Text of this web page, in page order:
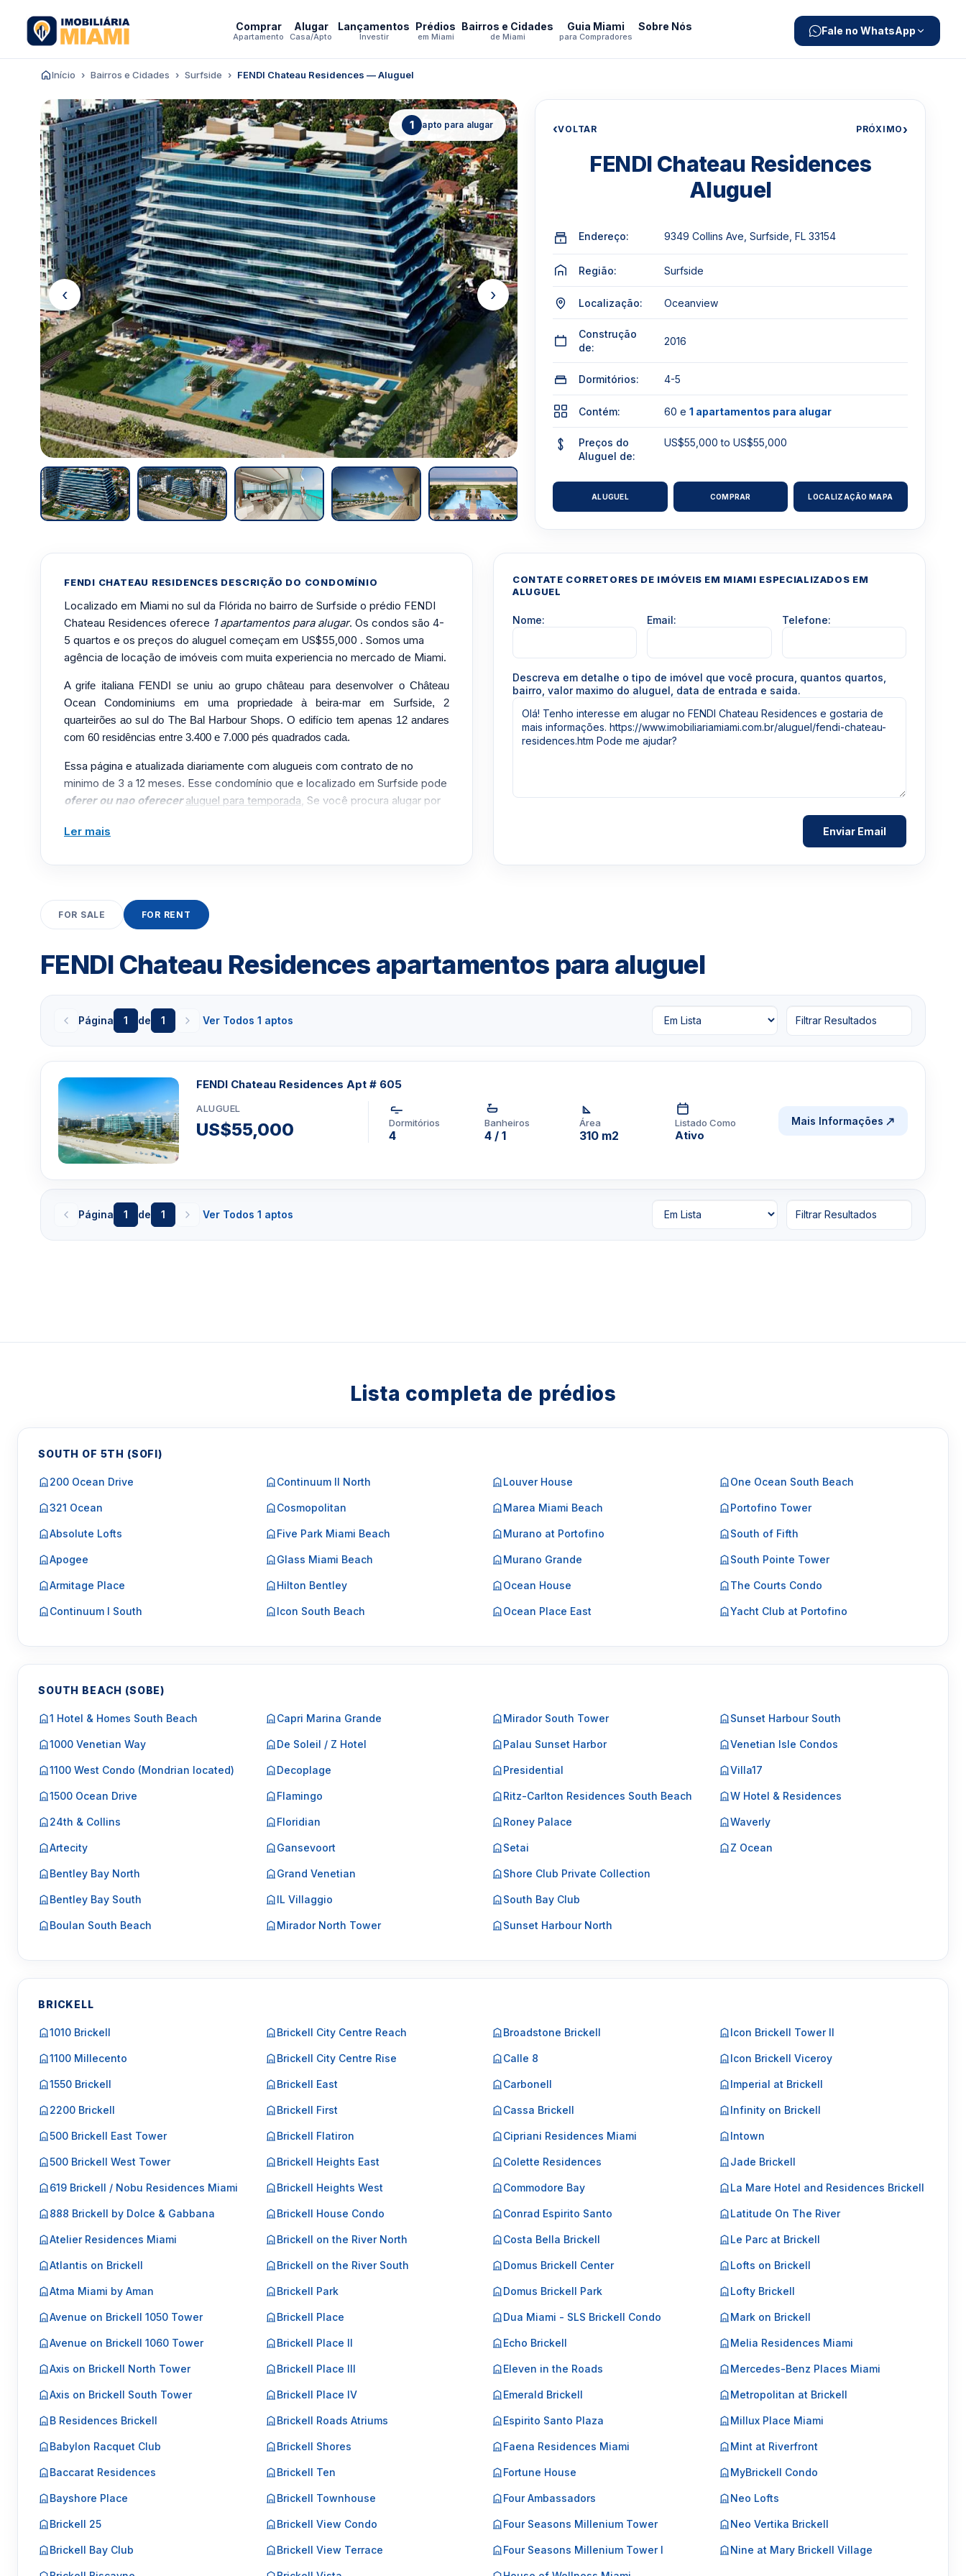
Comprar
Apartamento
Alugar
Casa/Apto
Lançamentos
Investir
Prédios
em Miami
Bairros e Cidades
de Miami
Guia Miami
para Compradores
Sobre Nós Fale no WhatsApp
Início Bairros e Cidades Surfside FENDI Chateau Residences — Aluguel
1 apto para alugar
‹ ›
‹VOLTAR PRÓXIMO›
FENDI Chateau Residences
Aluguel
Endereço: 9349 Collins Ave, Surfside, FL 33154
Região: Surfside
Localização: Oceanview
Construção
de:
2016
Dormitórios: 4-5
Contém: 60 e1 apartamentos para alugar
Preços do
Aluguel de:
US$55,000 to US$55,000
ALUGUEL COMPRAR LOCALIZAÇÃO MAPA
FENDI CHATEAU RESIDENCES DESCRIÇÃO DO CONDOMÍNIO
Localizado em Miami no sul da Flórida no bairro de Surfside o prédio FENDI
Chateau Residences oferece 1 apartamentos para alugar. Os condos são 4-
5 quartos e os preços do aluguel começam em US$55,000 . Somos uma
agência de locação de imóveis com muita experiencia no mercado de Miami.
A grife italiana FENDI se uniu ao grupo château para desenvolver o Château
Ocean Condominiums em uma propriedade à beira-mar em Surfside, 2
quarteirões ao sul do The Bal Harbour Shops. O edifício tem apenas 12 andares
com 60 residências entre 3.400 e 7.000 pés quadrados cada.
Essa página e atualizada diariamente com alugueis com contrato de no
minimo de 3 a 12 meses. Esse condomínio que e localizado em Surfside pode
oferer ou nao oferecer aluguel para temporada, Se você procura alugar por
Ler mais
CONTATE CORRETORES DE IMÓVEIS EM MIAMI ESPECIALIZADOS EM
ALUGUEL
Nome: Email: Telefone:
Descreva em detalhe o tipo de imóvel que você procura, quantos quartos,
bairro, valor maximo do aluguel, data de entrada e saida.
FOR SALE FOR RENT
FENDI Chateau Residences apartamentos para aluguel
Página 1 de 1 Ver Todos 1 aptos Filtrar Resultados
FENDI Chateau Residences Apt # 605
ALUGUEL
US$55,000 Dormitórios
4
Banheiros
4 / 1
Área
310 m2
Listado Como
Ativo
Mais Informações
Página 1 de 1 Ver Todos 1 aptos Filtrar Resultados
Lista completa de prédios
SOUTH OF 5TH (SOFI)
200 Ocean Drive
321 Ocean
Absolute Lofts
Apogee
Armitage Place
Continuum I South
Continuum II North
Cosmopolitan
Five Park Miami Beach
Glass Miami Beach
Hilton Bentley
Icon South Beach
Louver House
Marea Miami Beach
Murano at Portofino
Murano Grande
Ocean House
Ocean Place East
One Ocean South Beach
Portofino Tower
South of Fifth
South Pointe Tower
The Courts Condo
Yacht Club at Portofino
SOUTH BEACH (SOBE)
1 Hotel & Homes South Beach
1000 Venetian Way
1100 West Condo (Mondrian located)
1500 Ocean Drive
24th & Collins
Artecity
Bentley Bay North
Bentley Bay South
Boulan South Beach
Capri Marina Grande
De Soleil / Z Hotel
Decoplage
Flamingo
Floridian
Gansevoort
Grand Venetian
IL Villaggio
Mirador North Tower
Mirador South Tower
Palau Sunset Harbor
Presidential
Ritz-Carlton Residences South Beach
Roney Palace
Setai
Shore Club Private Collection
South Bay Club
Sunset Harbour North
Sunset Harbour South
Venetian Isle Condos
Villa17
W Hotel & Residences
Waverly
Z Ocean
BRICKELL
1010 Brickell
1100 Millecento
1550 Brickell
2200 Brickell
500 Brickell East Tower
500 Brickell West Tower
619 Brickell / Nobu Residences Miami
888 Brickell by Dolce & Gabbana
Atelier Residences Miami
Atlantis on Brickell
Atma Miami by Aman
Avenue on Brickell 1050 Tower
Avenue on Brickell 1060 Tower
Axis on Brickell North Tower
Axis on Brickell South Tower
B Residences Brickell
Babylon Racquet Club
Baccarat Residences
Bayshore Place
Brickell 25
Brickell Bay Club
Brickell City Centre Reach
Brickell City Centre Rise
Brickell East
Brickell First
Brickell Flatiron
Brickell Heights East
Brickell Heights West
Brickell House Condo
Brickell on the River North
Brickell on the River South
Brickell Park
Brickell Place
Brickell Place II
Brickell Place III
Brickell Place IV
Brickell Roads Atriums
Brickell Shores
Brickell Ten
Brickell Townhouse
Brickell View Condo
Brickell View Terrace
Broadstone Brickell
Calle 8
Carbonell
Cassa Brickell
Cipriani Residences Miami
Colette Residences
Commodore Bay
Conrad Espirito Santo
Costa Bella Brickell
Domus Brickell Center
Domus Brickell Park
Dua Miami - SLS Brickell Condo
Echo Brickell
Eleven in the Roads
Emerald Brickell
Espirito Santo Plaza
Faena Residences Miami
Fortune House
Four Ambassadors
Four Seasons Millenium Tower
Four Seasons Millenium Tower I
Icon Brickell Tower II
Icon Brickell Viceroy
Imperial at Brickell
Infinity on Brickell
Intown
Jade Brickell
La Mare Hotel and Residences Brickell
Latitude On The River
Le Parc at Brickell
Lofts on Brickell
Lofty Brickell
Mark on Brickell
Melia Residences Miami
Mercedes-Benz Places Miami
Metropolitan at Brickell
Millux Place Miami
Mint at Riverfront
MyBrickell Condo
Neo Lofts
Neo Vertika Brickell
Nine at Mary Brickell Village